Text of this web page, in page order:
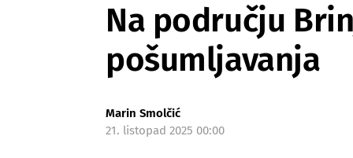
Na području
pošumljavanja
Marin Smolčić
21. listopad 2025 00:00